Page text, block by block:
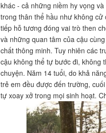
khác - cả những niềm hy vọng
trong thân thể hầu như không
tiếp hỗ tương đóng vai trò then
và những quan tâm của cậu
chất thông minh. Tuy nhiên các
cậu không thể tự bước đi, không
chuyện. Năm 14 tuổi, do khả
trẻ em đều được đến trường,
tự xoay xở trong mọi sinh hoạt.